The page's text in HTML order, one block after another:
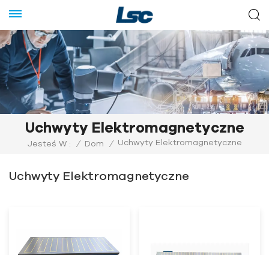
Uchwyty Elektromagnetyczne
Jesteś W : / Dom / Uchwyty Elektromagnetyczne
Uchwyty Elektromagnetyczne